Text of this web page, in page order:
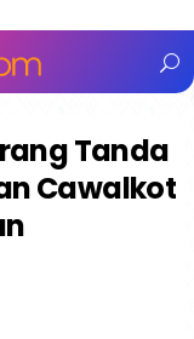
Tanda
Cawalkot